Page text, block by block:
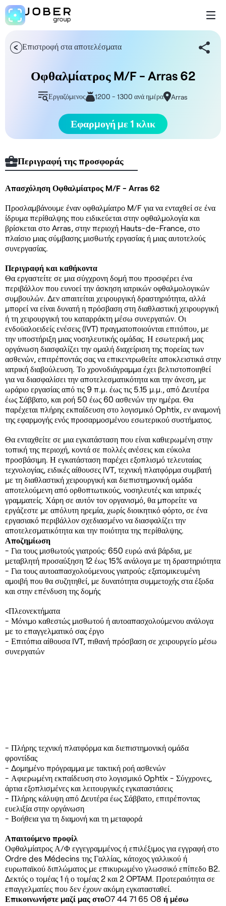
Επιστροφή στα αποτελέσματα
Οφθαλμίατρος M/F - Arras 62
Εργαζόμενος 1200 - 1300 ανά ημέρα Arras
Εφαρμογή με 1 κλικ
Περιγραφή της προσφοράς
Απασχόληση Οφθαλμίατρος M/F - Arras 62
Προσλαμβάνουμε έναν οφθαλμίατρο M/F για να ενταχθεί σε ένα
ίδρυμα περίθαλψης που ειδικεύεται στην οφθαλμολογία και
βρίσκεται στο Arras, στην περιοχή Hauts-de-France, στο
πλαίσιο μιας σύμβασης μισθωτής εργασίας ή μιας αυτοτελούς
συνεργασίας.
Περιγραφή και καθήκοντα
Θα εργαστείτε σε μια σύγχρονη δομή που προσφέρει ένα
περιβάλλον που ευνοεί την άσκηση ιατρικών οφθαλμολογικών
συμβουλών. Δεν απαιτείται χειρουργική δραστηριότητα, αλλά
μπορεί να είναι δυνατή η πρόσβαση στη διαθλαστική χειρουργική
ή τη χειρουργική του καταρράκτη μέσω συνεργατών. Οι
ενδοϋαλοειδείς ενέσεις (IVT) πραγματοποιούνται επιτόπου, με
την υποστήριξη μιας νοσηλευτικής ομάδας. Η εσωτερική μας
οργάνωση διασφαλίζει την ομαλή διαχείριση της πορείας των
ασθενών, επιτρέποντάς σας να επικεντρωθείτε αποκλειστικά στην
ιατρική διαβούλευση. Το χρονοδιάγραμμα έχει βελτιστοποιηθεί
για να διασφαλίσει την αποτελεσματικότητα και την άνεση, με
ωράριο εργασίας από τις 9 π.μ. έως τις 5.15 μ.μ., από Δευτέρα
έως Σάββατο, και ροή 50 έως 60 ασθενών την ημέρα. Θα
παρέχεται πλήρης εκπαίδευση στο λογισμικό Ophtix, εν αναμονή
της εφαρμογής ενός προσαρμοσμένου εσωτερικού συστήματος.
Θα ενταχθείτε σε μια εγκατάσταση που είναι καθιερωμένη στην
τοπική της περιοχή, κοντά σε πολλές ανέσεις και εύκολα
προσβάσιμη. Η εγκατάσταση παρέχει εξοπλισμό τελευταίας
τεχνολογίας, ειδικές αίθουσες IVT, τεχνική πλατφόρμα συμβατή
με τη διαθλαστική χειρουργική και διεπιστημονική ομάδα
αποτελούμενη από ορθοπτωτικούς, νοσηλευτές και ιατρικές
γραμματείς. Χάρη σε αυτόν τον οργανισμό, θα μπορείτε να
εργάζεστε με απόλυτη ηρεμία, χωρίς διοικητικό φόρτο, σε ένα
εργασιακό περιβάλλον σχεδιασμένο να διασφαλίζει την
αποτελεσματικότητα και την ποιότητα της περίθαλψης.
Αποζημίωση
- Για τους μισθωτούς γιατρούς: 650 ευρώ ανά βάρδια, με
μεταβλητή προσαύξηση 12 έως 15% ανάλογα με τη δραστηριότητα
- Για τους αυτοαπασχολούμενους γιατρούς: εξατομικευμένη
αμοιβή που θα συζητηθεί, με δυνατότητα συμμετοχής στα έξοδα
και στην επένδυση της δομής
<Πλεονεκτήματα
- Μόνιμο καθεστώς μισθωτού ή αυτοαπασχολούμενου ανάλογα
με το επαγγελματικό σας έργο
- Επιτόπια αίθουσα IVT, πιθανή πρόσβαση σε χειρουργείο μέσω
συνεργατών
- Πλήρης τεχνική πλατφόρμα και διεπιστημονική ομάδα
φροντίδας
- Δομημένο πρόγραμμα με τακτική ροή ασθενών
- Αφιερωμένη εκπαίδευση στο λογισμικό Ophtix - Σύγχρονες,
άρτια εξοπλισμένες και λειτουργικές εγκαταστάσεις
- Πλήρης κάλυψη από Δευτέρα έως Σάββατο, επιτρέποντας
ευελιξία στην οργάνωση
- Βοήθεια για τη διαμονή και τη μεταφορά
Απαιτούμενο προφίλ
Οφθαλμίατρος Α/Φ εγγεγραμμένος ή επιλέξιμος για εγγραφή στο
Ordre des Médecins της Γαλλίας, κάτοχος γαλλικού ή
ευρωπαϊκού διπλώματος με επικυρωμένο γλωσσικό επίπεδο B2.
Δεκτός ο τομέας 1 ή ο τομέας 2 και 2 OPTAM. Προτεραιότητα σε
επαγγελματίες που δεν έχουν ακόμη εγκατασταθεί.
Επικοινωνήστε μαζί μας στοO7 44 71 65 O8 ή μέσω